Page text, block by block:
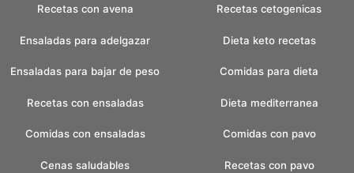
Recetas con avena
Ensaladas para adelgazar
Ensaladas para bajar de peso
Recetas con ensaladas
Comidas con ensaladas
Cenas saludables
Recetas cetogenicas
Dieta keto recetas
Comidas para dieta
Dieta mediterranea
Comidas con pavo
Recetas con pavo